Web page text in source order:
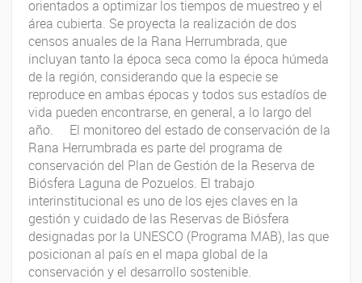
orientados a optimizar los tiempos de muestreo y el
área cubierta. Se proyecta la realización de dos
censos anuales de la Rana Herrumbrada, que
incluyan tanto la época seca como la época húmeda
de la región, considerando que la especie se
reproduce en ambas épocas y todos sus estadíos de
vida pueden encontrarse, en general, a lo largo del
año. El monitoreo del estado de conservación de la
Rana Herrumbrada es parte del programa de
conservación del Plan de Gestión de la Reserva de
Biósfera Laguna de Pozuelos. El trabajo
interinstitucional es uno de los ejes claves en la
gestión y cuidado de las Reservas de Biósfera
designadas por la UNESCO (Programa MAB), las que
posicionan al país en el mapa global de la
conservación y el desarrollo sostenible.